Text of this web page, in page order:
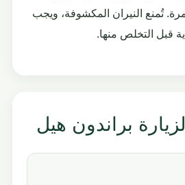
تُمنع النيران المكشوفة، ويجب
قبل التخلص منها.
براندون هيل